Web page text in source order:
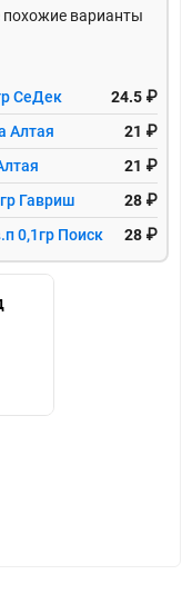
похожие варианты
СеДек
24.5 ₽
Алтая
21 ₽
21 ₽
Гавриш
28 ₽
0,1гр Поиск
28 ₽